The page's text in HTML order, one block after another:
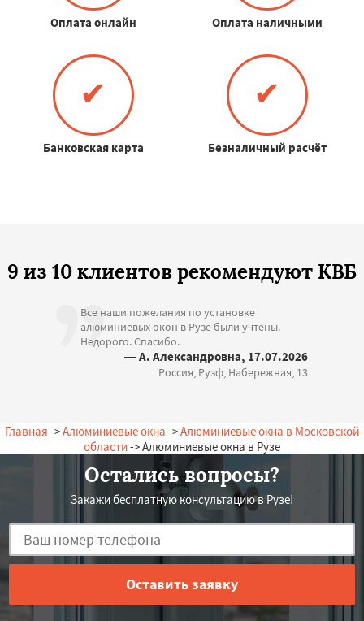
Оплата онлайн Оплата наличными
✔
Банковская карта
✔
Безналичный расчёт
9 из 10 клиентов рекомендуют КВБ
Все наши пожелания по установке
алюминиевых окон в Рузе были учтены.
Недорого. Спасибо.
— А. Александровна, 17.07.2026
Россия, Рузф, Набережная, 13
Главная ->Алюминиевые окна ->Алюминиевые окна в Московской
области-> Алюминиевые окна в Рузе
Остались вопросы?
Закажи бесплатную консультацию в Рузе!